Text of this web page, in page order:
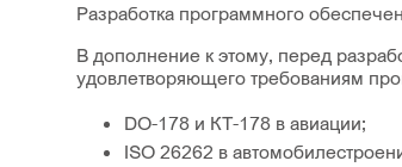
Разработка программного
В дополнение к этому, перед
удовлетворяющего требованиям
DO-178 и КТ-178 в авиации;
ISO 26262 в